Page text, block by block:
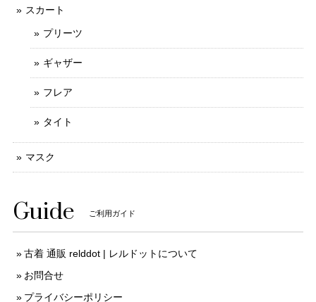
スカート
プリーツ
ギャザー
フレア
タイト
マスク
Guide ご利用ガイド
古着 通販 relddot | レルドットについて
お問合せ
プライバシーポリシー